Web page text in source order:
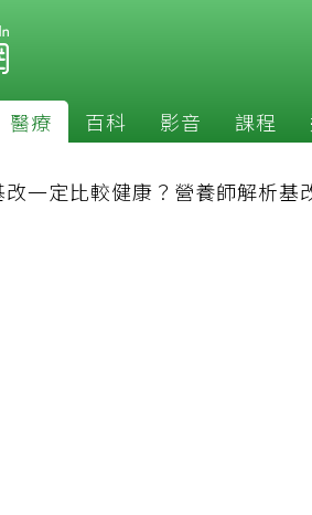
醫療 百科 影音 課程
改一定比較健康？營養師解析基